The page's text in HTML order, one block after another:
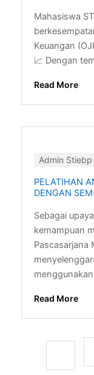
Mahasiswa
Keuangan
📈 Dengan
Read More
Admin Stiebp
PELATIHAN
DENGAN
Sebagai
kemampuan
Pascasarjana
Read More